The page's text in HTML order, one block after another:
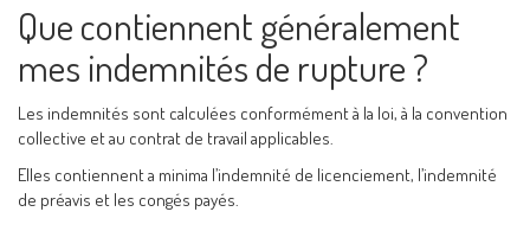
Que contiennent généralement
mes indemnités de rupture ?
Les indemnités sont calculées conformément à la loi, à la convention
collective et au contrat de travail applicables.
Elles contiennent a minima l’indemnité de licenciement, l’indemnité
de préavis et les congés payés.